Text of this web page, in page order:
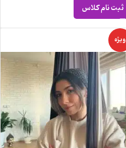
ثبت نام کلاس
ویژه